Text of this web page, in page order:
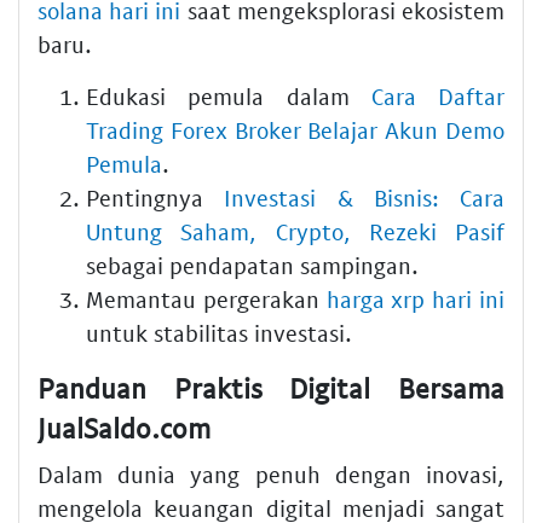
solana hari ini saat mengeksplorasi ekosistem
baru.
Edukasi pemula dalam Cara Daftar
Trading Forex Broker Belajar Akun Demo
Pemula.
Pentingnya Investasi & Bisnis: Cara
Untung Saham, Crypto, Rezeki Pasif
sebagai pendapatan sampingan.
Memantau pergerakan harga xrp hari ini
untuk stabilitas investasi.
Panduan Praktis Digital Bersama
JualSaldo.com
Dalam dunia yang penuh dengan inovasi,
mengelola keuangan digital menjadi sangat